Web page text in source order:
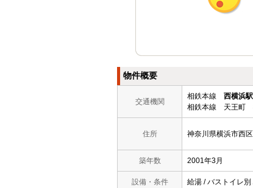
物件概要
交通機関
相鉄本線 西横浜駅
相鉄本線 天王町
住所 神奈川県横浜市西
築年数 2001年3月
設備・条件
給湯 / バストイレ